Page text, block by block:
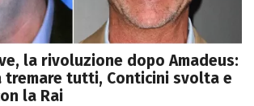
la rivoluzione dopo Amadeus:
tremare tutti, Conticini svolta e
la Rai